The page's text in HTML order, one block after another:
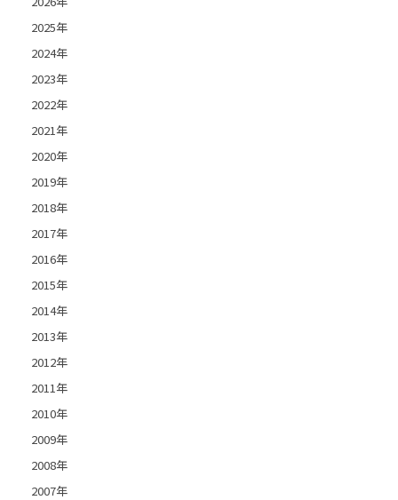
2025年
2024年
2023年
2022年
2021年
2020年
2019年
2018年
2017年
2016年
2015年
2014年
2013年
2012年
2011年
2010年
2009年
2008年
2007年